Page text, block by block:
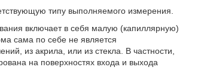
типу выполняемого измерения.
включает в себя малую (капиллярную)
сама по себе не является
из акрила, или из стекла. В частности,
на поверхностях входа и выхода